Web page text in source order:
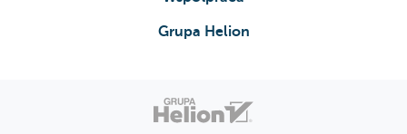
PIĘĆDZIESIĄT DZIEWIĘĆ
SZEŚĆDZIESIĄT DWA
Grupa Helion